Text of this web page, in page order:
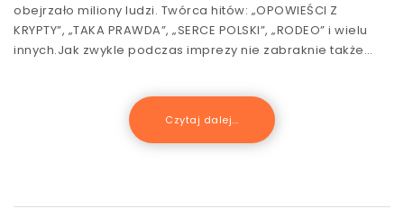
obejrzało miliony ludzi. Twórca hitów: „OPOWIEŚCI Z
KRYPTY”, „TAKA PRAWDA”, „SERCE POLSKI”, „RODEO” i wielu
innych.Jak zwykle podczas imprezy nie zabraknie także…
Czytaj dalej...